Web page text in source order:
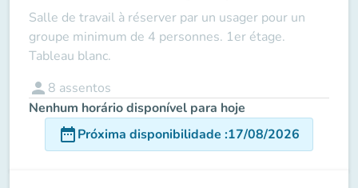
Salle de travail à réserver par un usager pour un
groupe minimum de 4 personnes. 1er étage.
Tableau blanc.
person 8 assentos
Nenhum horário disponível para hoje
date_rangePróxima disponibilidade :17/08/2026